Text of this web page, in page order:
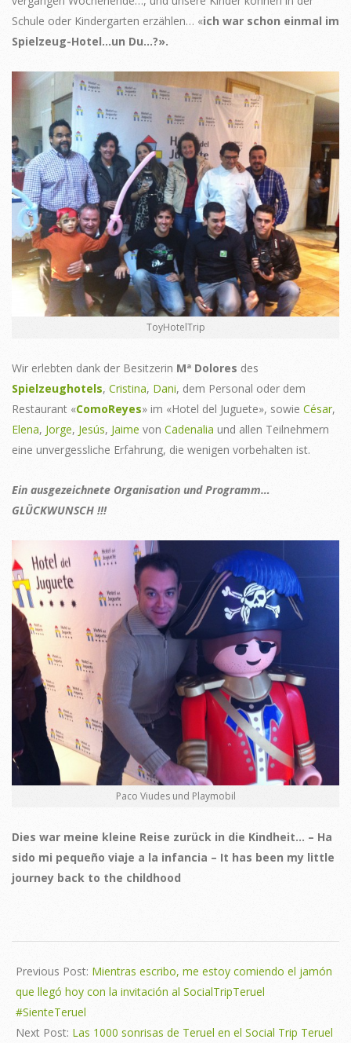
Schule oder Kindergarten erzählen… «ich war schon einmal im
Spielzeug-Hotel…un Du…?».
ToyHotelTrip
Wir erlebten dank der Besitzerin Mª Dolores des
Spielzeughotels, Cristina, Dani, dem Personal oder dem
Restaurant «ComoReyes» im «Hotel del Juguete», sowie César,
Elena, Jorge, Jesús, Jaime von Cadenalia und allen Teilnehmern
eine unvergessliche Erfahrung, die wenigen vorbehalten ist.
Ein ausgezeichnete Organisation und Programm…
GLÜCKWUNSCH !!!
Paco Viudes und Playmobil
Dies war meine kleine Reise zurück in die Kindheit… – Ha
sido mi pequeño viaje a la infancia – It has been my little
journey back to the childhood
11-
14
Previous Post: Mientras escribo, me estoy comiendo el jamón
que llegó hoy con la invitación al SocialTripTeruel
#SienteTeruel
Next Post: Las 1000 sonrisas de Teruel en el Social Trip Teruel